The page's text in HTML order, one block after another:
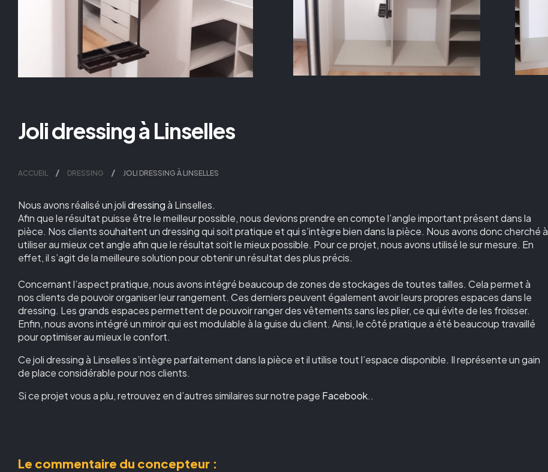
Joli dressing à Linselles
ACCUEIL DRESSING JOLI DRESSING À LINSELLES
Nous avons réalisé un jolidressingà Linselles.
Afin que le résultat puisse être le meilleur possible, nous devions prendre en compte l’angle important présent dans la
pièce. Nos clients souhaitent un dressing qui soit pratique et qui s’intègre bien dans la pièce. Nous avons donc cherché à
utiliser au mieux cet angle afin que le résultat soit le mieux possible. Pour ce projet, nous avons utilisé le sur mesure. En
effet, il s’agit de la meilleure solution pour obtenir un résultat des plus précis.
Concernant l’aspect pratique, nous avons intégré beaucoup de zones de stockages de toutes tailles. Cela permet à
nos clients de pouvoir organiser leur rangement. Ces derniers peuvent également avoir leurs propres espaces dans le
dressing. Les grands espaces permettent de pouvoir ranger des vêtements sans les plier, ce qui évite de les froisser.
Enfin, nous avons intégré un miroir qui est modulable à la guise du client. Ainsi, le côté pratique a été beaucoup travaillé
pour optimiser au mieux le confort.
Ce joli dressing à Linselles s’intègre parfaitement dans la pièce et il utilise tout l’espace disponible. Il représente un gain
de place considérable pour nos clients.
Si ce projet vous a plu, retrouvez en d’autres similaires sur notre page Facebook..
Le commentaire du concepteur :